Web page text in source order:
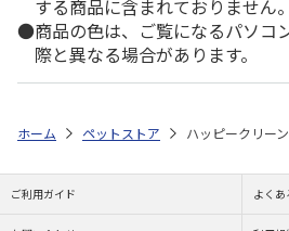
する商品に含まれておりません。
商品の色は、ご覧になるパソコ
際と異なる場合があります。
ホーム ペットストア ハッピークリー
ご利用ガイド よく